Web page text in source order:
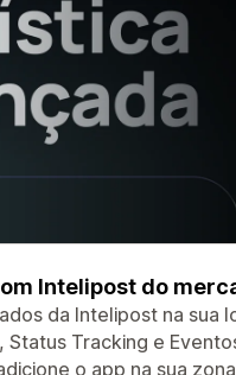
Intelipost do
da Intelipost na sua
Tracking e
o app na sua